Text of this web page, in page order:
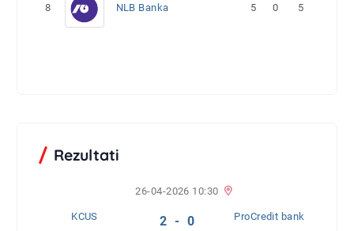
8 NLB Banka 5 0 5
Rezultati
26-04-2026 10:30
KCUS 2 - 0 ProCredit bank